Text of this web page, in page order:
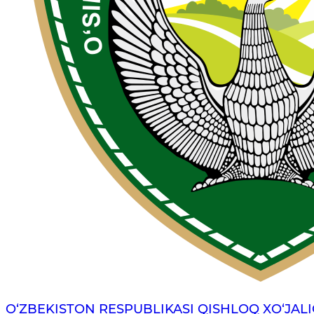
O‘ZBEKISTON RESPUBLIKASI QISHLOQ